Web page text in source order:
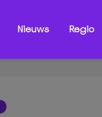
Nieuws Regio